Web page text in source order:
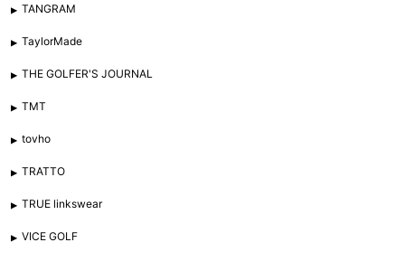
TANGRAM
TaylorMade
THE GOLFER'S JOURNAL
TMT
tovho
TRATTO
TRUE linkswear
VICE GOLF